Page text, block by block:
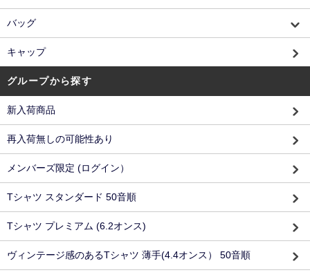
バッグ
キャップ
グループから探す
新入荷商品
再入荷無しの可能性あり
メンバーズ限定 (ログイン）
Tシャツ スタンダード 50音順
Tシャツ プレミアム (6.2オンス)
ヴィンテージ感のあるTシャツ 薄手(4.4オンス） 50音順